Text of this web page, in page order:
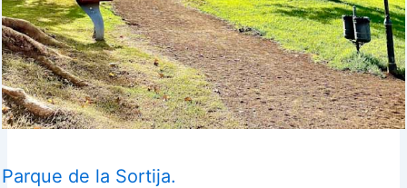
Parque de la Sortija.